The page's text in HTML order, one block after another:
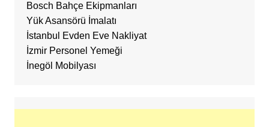
Bosch Bahçe Ekipmanları
Yük Asansörü İmalatı
İstanbul Evden Eve Nakliyat
İzmir Personel Yemeği
İnegöl Mobilyası